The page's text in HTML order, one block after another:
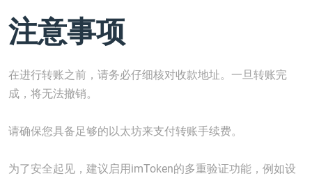
注意事项
在进行转账之前，请务必仔细核对收款地址。一旦转账完
成，将无法撤销。
请确保您具备足够的以太坊来支付转账手续费。
为了安全起见，建议启用imToken的多重验证功能，例如设